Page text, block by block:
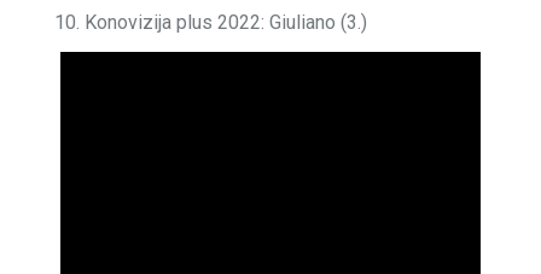
Konovizija plus 2022: Giuliano (3.)